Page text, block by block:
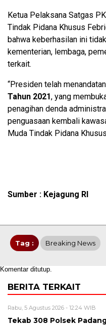
Ketua Pelaksana Satgas
Tindak Pidana Khusus
bahwa keberhasilan ini
kementerian, lembaga,
terkait.
“Presiden telah
Tahun 2021, yang
penagihan denda
penguasaan kembali
Muda Tindak Pidana
Sumber : Kejagung RI
Tag : Breaking News
Komentar ditutup.
BERITA TERKAIT
Rabu, 5 Agustus 2026 - 12:24 WIB
Tekab 308 Polsek